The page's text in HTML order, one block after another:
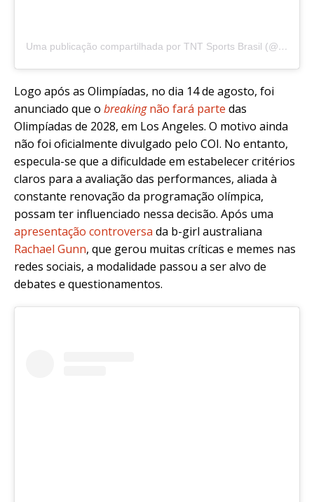
Uma publicação compartilhada por TNT Sports Brasil (@tntsportsbr)
Logo após as Olimpíadas, no dia 14 de agosto, foi
anunciado que o breakingnão fará parte das
Olimpíadas de 2028, em Los Angeles. O motivo ainda
não foi oficialmente divulgado pelo COI. No entanto,
especula-se que a dificuldade em estabelecer critérios
claros para a avaliação das performances, aliada à
constante renovação da programação olímpica,
possam ter influenciado nessa decisão. Após uma
apresentação controversa da b-girl australiana
Rachael Gunn, que gerou muitas críticas e memes nas
redes sociais, a modalidade passou a ser alvo de
debates e questionamentos.